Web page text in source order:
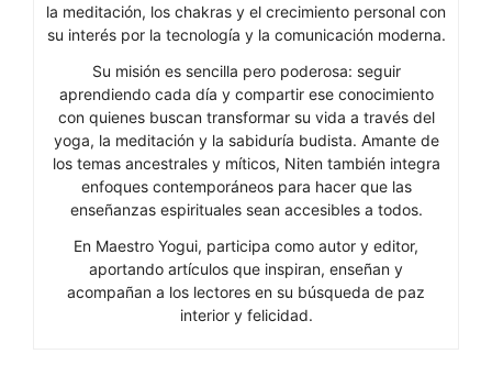
la meditación, los chakras y el crecimiento personal con
su interés por la tecnología y la comunicación moderna.
Su misión es sencilla pero poderosa: seguir
aprendiendo cada día y compartir ese conocimiento
con quienes buscan transformar su vida a través del
yoga, la meditación y la sabiduría budista. Amante de
los temas ancestrales y míticos, Niten también integra
enfoques contemporáneos para hacer que las
enseñanzas espirituales sean accesibles a todos.
En Maestro Yogui, participa como autor y editor,
aportando artículos que inspiran, enseñan y
acompañan a los lectores en su búsqueda de paz
interior y felicidad.